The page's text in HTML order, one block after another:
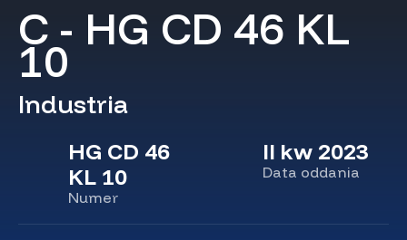
C - HG CD 46 KL
10
Industria
HG CD 46
KL 10
Numer
II kw 2023
Data oddania